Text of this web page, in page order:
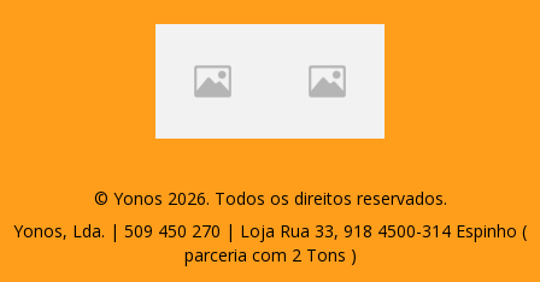
© Yonos 2026. Todos os direitos reservados.
Yonos, Lda. | 509 450 270 | Loja Rua 33, 918 4500-314 Espinho (
parceria com 2 Tons )